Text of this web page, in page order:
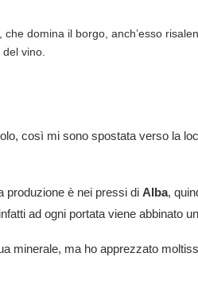
domina il borgo, anch’esso
vino.
così mi sono spostata verso la
produzione è nei pressi di Alba,
ad ogni portata viene abbinato
minerale, ma ho apprezzato